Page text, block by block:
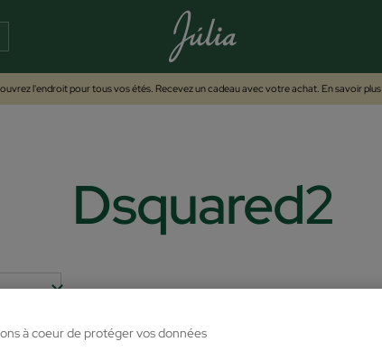
l'endroit pour tous vos étés. Recevez un cadeau avec votre achat. En savoir plus
Dsquared2
à coeur de protéger vos données